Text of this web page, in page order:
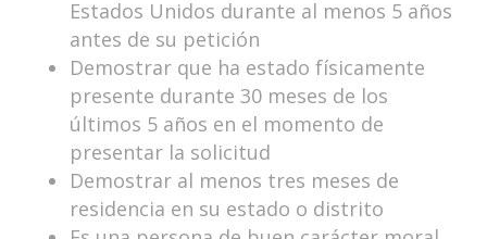
Estados Unidos durante al menos 5 años
antes de su petición
Demostrar que ha estado físicamente
presente durante 30 meses de los
últimos 5 años en el momento de
presentar la solicitud
Demostrar al menos tres meses de
residencia en su estado o distrito